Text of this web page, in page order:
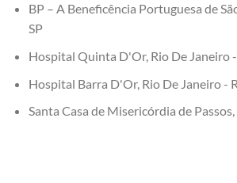
BP – A Beneficência Portuguesa de
SP
Hospital Quinta D'Or, Rio De Janeiro -
Hospital Barra D'Or, Rio De Janeiro -
Santa Casa de Misericórdia de